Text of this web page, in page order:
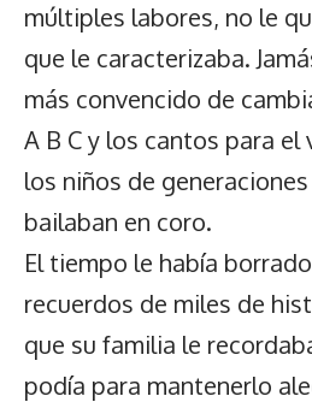
múltiples labores, no le
que le caracterizaba.
más convencido de
A B C y los cantos para el
los niños de
bailaban en coro.
El tiempo le había
recuerdos de miles de
que su familia le
podía para mantenerlo